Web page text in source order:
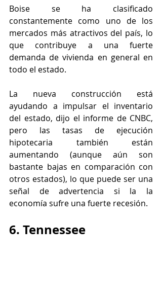
Boise se ha clasificado
constantemente como uno de los
mercados más atractivos del país, lo
que contribuye a una fuerte
demanda de vivienda en general en
todo el estado.
La nueva construcción está
ayudando a impulsar el inventario
del estado, dijo el informe de CNBC,
pero las tasas de ejecución
hipotecaria también están
aumentando (aunque aún son
bastante bajas en comparación con
otros estados), lo que puede ser una
señal de advertencia si la la
economía sufre una fuerte recesión.
6. Tennessee